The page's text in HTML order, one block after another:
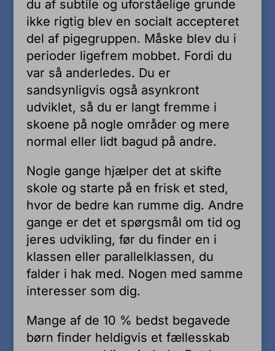
du af subtile og uforståelige grunde
ikke rigtig blev en socialt accepteret
del af pigegruppen. Måske blev du i
perioder ligefrem mobbet. Fordi du
var så anderledes. Du er
sandsynligvis også asynkront
udviklet, så du er langt fremme i
skoene på nogle områder og mere
normal eller lidt bagud på andre.
Nogle gange hjælper det at skifte
skole og starte på en frisk et sted,
hvor de bedre kan rumme dig. Andre
gange er det et spørgsmål om tid og
jeres udvikling, før du finder en i
klassen eller parallelklassen, du
falder i hak med. Nogen med samme
interesser som dig.
Mange af de 10 % bedst begavede
børn finder heldigvis et fællesskab